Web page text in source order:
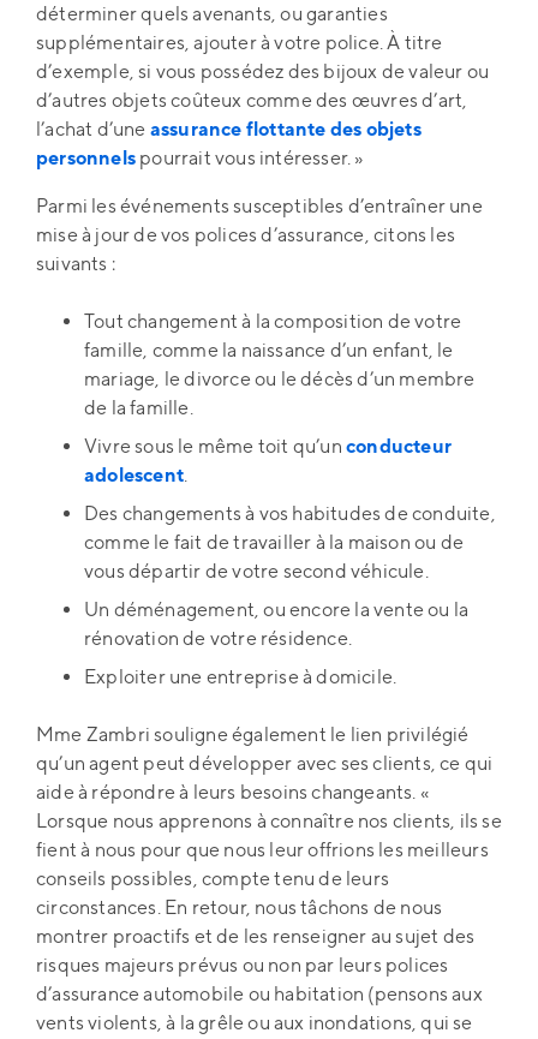
déterminer quels avenants, ou garanties
supplémentaires, ajouter à votre police. À titre
d’exemple, si vous possédez des bijoux de valeur ou
d’autres objets coûteux comme des œuvres d’art,
l’achat d’une assurance flottante des objets
personnels pourrait vous intéresser. »
Parmi les événements susceptibles d’entraîner une
mise à jour de vos polices d’assurance, citons les
suivants :
Tout changement à la composition de votre
famille, comme la naissance d’un enfant, le
mariage, le divorce ou le décès d’un membre
de la famille.
Vivre sous le même toit qu’un conducteur
adolescent.
Des changements à vos habitudes de conduite,
comme le fait de travailler à la maison ou de
vous départir de votre second véhicule.
Un déménagement, ou encore la vente ou la
rénovation de votre résidence.
Exploiter une entreprise à domicile.
Mme Zambri souligne également le lien privilégié
qu’un agent peut développer avec ses clients, ce qui
aide à répondre à leurs besoins changeants. «
Lorsque nous apprenons à connaître nos clients, ils se
fient à nous pour que nous leur offrions les meilleurs
conseils possibles, compte tenu de leurs
circonstances. En retour, nous tâchons de nous
montrer proactifs et de les renseigner au sujet des
risques majeurs prévus ou non par leurs polices
d’assurance automobile ou habitation (pensons aux
vents violents, à la grêle ou aux inondations, qui se